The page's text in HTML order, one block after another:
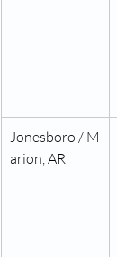
Jonesboro / M
arion, AR